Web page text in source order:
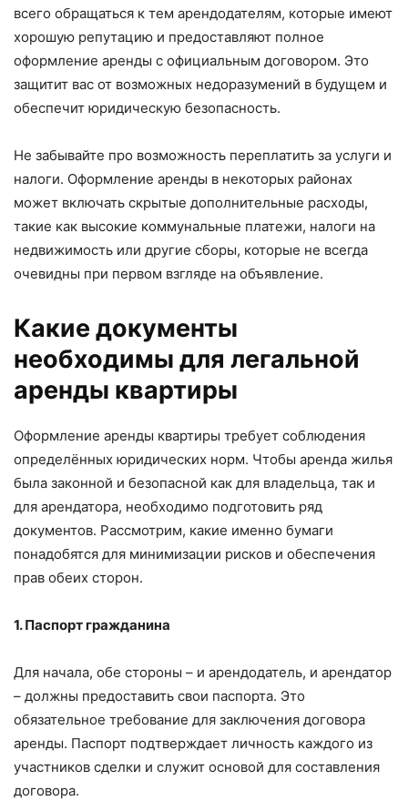
всего обращаться к тем арендодателям, которые имеют
хорошую репутацию и предоставляют полное
оформление аренды с официальным договором. Это
защитит вас от возможных недоразумений в будущем и
обеспечит юридическую безопасность.
Не забывайте про возможность переплатить за услуги и
налоги. Оформление аренды в некоторых районах
может включать скрытые дополнительные расходы,
такие как высокие коммунальные платежи, налоги на
недвижимость или другие сборы, которые не всегда
очевидны при первом взгляде на объявление.
Какие документы
необходимы для легальной
аренды квартиры
Оформление аренды квартиры требует соблюдения
определённых юридических норм. Чтобы аренда жилья
была законной и безопасной как для владельца, так и
для арендатора, необходимо подготовить ряд
документов. Рассмотрим, какие именно бумаги
понадобятся для минимизации рисков и обеспечения
прав обеих сторон.
1. Паспорт гражданина
Для начала, обе стороны – и арендодатель, и арендатор
– должны предоставить свои паспорта. Это
обязательное требование для заключения договора
аренды. Паспорт подтверждает личность каждого из
участников сделки и служит основой для составления
договора.